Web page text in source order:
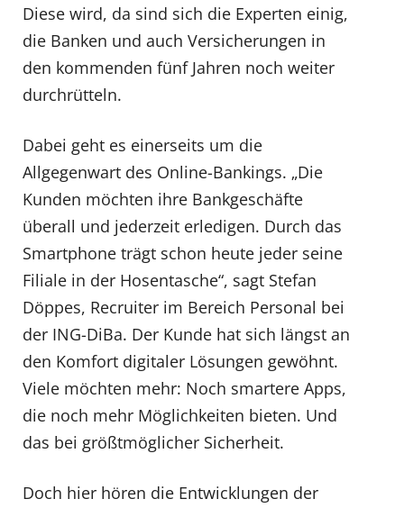
Diese wird, da sind sich die Experten einig,
die Banken und auch Versicherungen in
den kommenden fünf Jahren noch weiter
durchrütteln.
Dabei geht es einerseits um die
Allgegenwart des Online-Bankings. „Die
Kunden möchten ihre Bankgeschäfte
überall und jederzeit erledigen. Durch das
Smartphone trägt schon heute jeder seine
Filiale in der Hosentasche“, sagt Stefan
Döppes, Recruiter im Bereich Personal bei
der ING-DiBa. Der Kunde hat sich längst an
den Komfort digitaler Lösungen gewöhnt.
Viele möchten mehr: Noch smartere Apps,
die noch mehr Möglichkeiten bieten. Und
das bei größtmöglicher Sicherheit.
Doch hier hören die Entwicklungen der